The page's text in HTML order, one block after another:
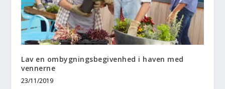
Lav en ombygningsbegivenhed i haven med
vennerne
23/11/2019